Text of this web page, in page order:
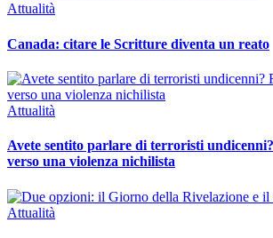
Attualità
Canada: citare le Scritture diventa un reato
Attualità
Avete sentito parlare di terroristi
verso una violenza nichilista
Attualità